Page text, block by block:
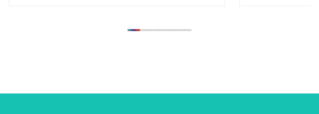
เข้าสู่ยุคของ “ผู้ช่วยอัจฉริยะ” ที่คิดแทนและ
ยุคใหม่ 1.